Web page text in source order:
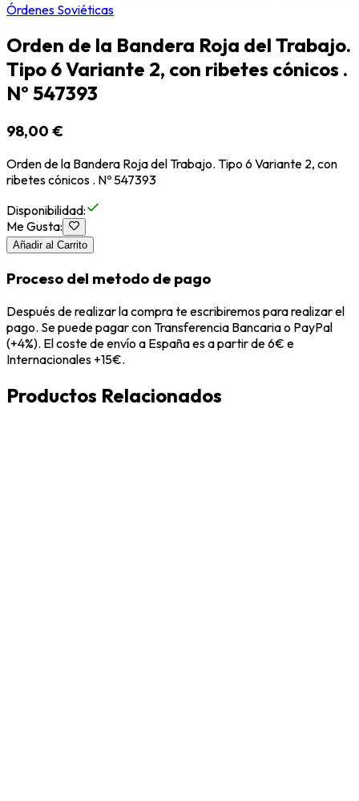
Órdenes Soviéticas
Orden de la Bandera Roja del Trabajo.
Tipo 6 Variante 2, con ribetes cónicos .
Nº 547393
98,00 €
Orden de la Bandera Roja del Trabajo. Tipo 6 Variante 2, con
ribetes cónicos . Nº 547393
Disponibilidad:
Me Gusta:
Añadir al Carrito
Proceso del metodo de pago
Después de realizar la compra te escribiremos para realizar el
pago. Se puede pagar con Transferencia Bancaria o PayPal
(+4%). El coste de envío a España es a partir de 6€ e
Internacionales +15€.
Productos Relacionados